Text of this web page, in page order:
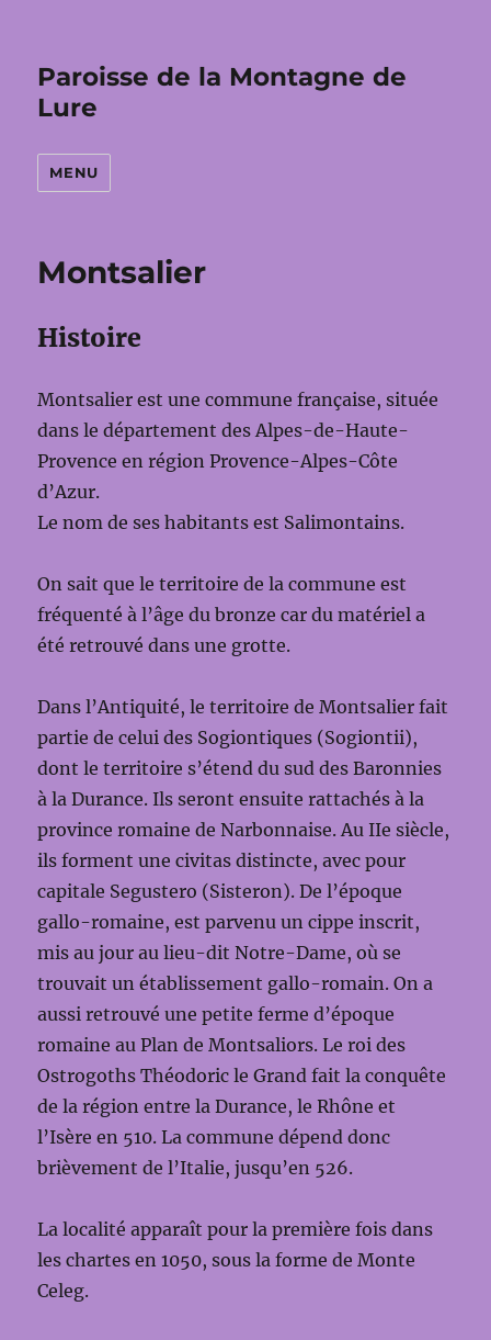
Paroisse de la Montagne de
Lure
MENU
Montsalier
Histoire
Montsalier est une commune française, située
dans le département des Alpes-de-Haute-
Provence en région Provence-Alpes-Côte
d’Azur.
Le nom de ses habitants est Salimontains.
On sait que le territoire de la commune est
fréquenté à l’âge du bronze car du matériel a
été retrouvé dans une grotte.
Dans l’Antiquité, le territoire de Montsalier fait
partie de celui des Sogiontiques (Sogiontii),
dont le territoire s’étend du sud des Baronnies
à la Durance. Ils seront ensuite rattachés à la
province romaine de Narbonnaise. Au IIe siècle,
ils forment une civitas distincte, avec pour
capitale Segustero (Sisteron). De l’époque
gallo-romaine, est parvenu un cippe inscrit,
mis au jour au lieu-dit Notre-Dame, où se
trouvait un établissement gallo-romain. On a
aussi retrouvé une petite ferme d’époque
romaine au Plan de Montsaliors. Le roi des
Ostrogoths Théodoric le Grand fait la conquête
de la région entre la Durance, le Rhône et
l’Isère en 510. La commune dépend donc
brièvement de l’Italie, jusqu’en 526.
La localité apparaît pour la première fois dans
les chartes en 1050, sous la forme de Monte
Celeg.